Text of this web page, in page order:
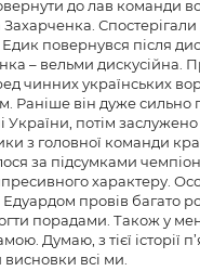
до лав команди
повернувся після
– вельми дискусійна.
чинних українських
Раніше він дуже сильно
України, потім
з головної команди
за підсумками
характеру.
провів багато
порадами. Також у
Думаю, з тієї історії
всі ми.